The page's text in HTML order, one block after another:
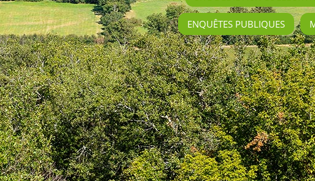
ENQUÊTES PUBLIQUES